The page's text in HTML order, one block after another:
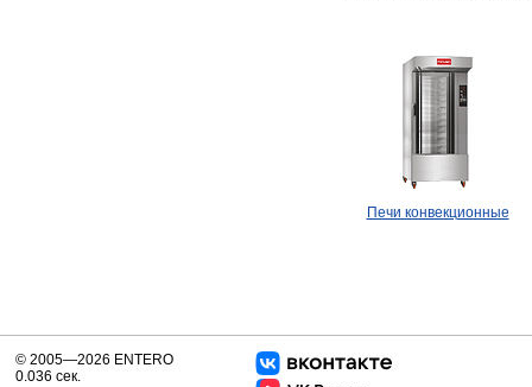
Печи конвекционные
© 2005—2026 ENTERO
0.036 сек.